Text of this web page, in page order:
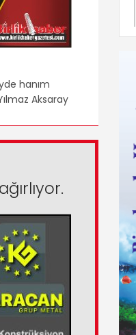
hanım
Aksaray